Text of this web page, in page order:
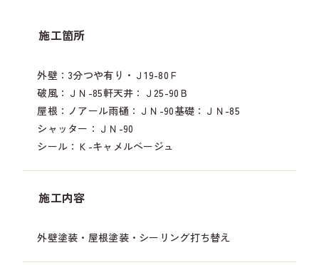
施工箇所
外壁：3分つや有り・Ｊ19-80Ｆ
破風：ＪＮ-85軒天井：Ｊ25-90Ｂ
屋根：ノアール雨樋：ＪＮ-90基礎： ＪＮ-85
シャッター： ＪＮ-90
シール：Ｋ-キャメルベージュ
施工内容
外壁塗装・屋根塗装・シーリング打ち替え